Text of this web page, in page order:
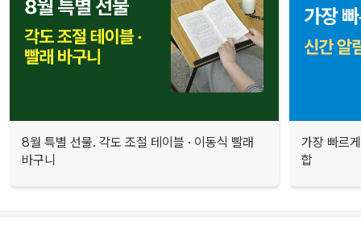
8월 특별 선물. 각도 조절 테이블 · 이동식 빨래
바구니
가장 빠르
합